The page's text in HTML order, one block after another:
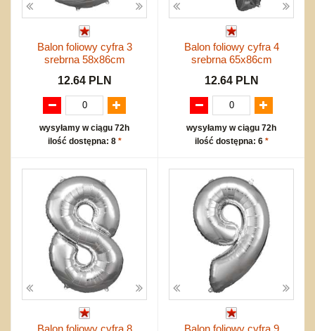
Balon foliowy cyfra 3
srebrna 58x86cm
12.64 PLN
wysyłamy w ciągu 72h
ilość dostępna: 8 *
Balon foliowy cyfra 4
srebrna 65x86cm
12.64 PLN
wysyłamy w ciągu 72h
ilość dostępna: 6 *
Balon foliowy cyfra 8 Balon foliowy cyfra 9